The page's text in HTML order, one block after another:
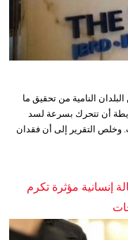
النامية من تحقيق ما
أن تتحرك بسرعة لسد
وخلص التقرير إلى أن فقدان
إنسانية مؤثرة تكرم